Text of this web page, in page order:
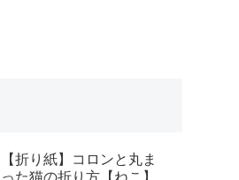
【折り紙】コロンと丸ま
った猫の折り方【ねこ】